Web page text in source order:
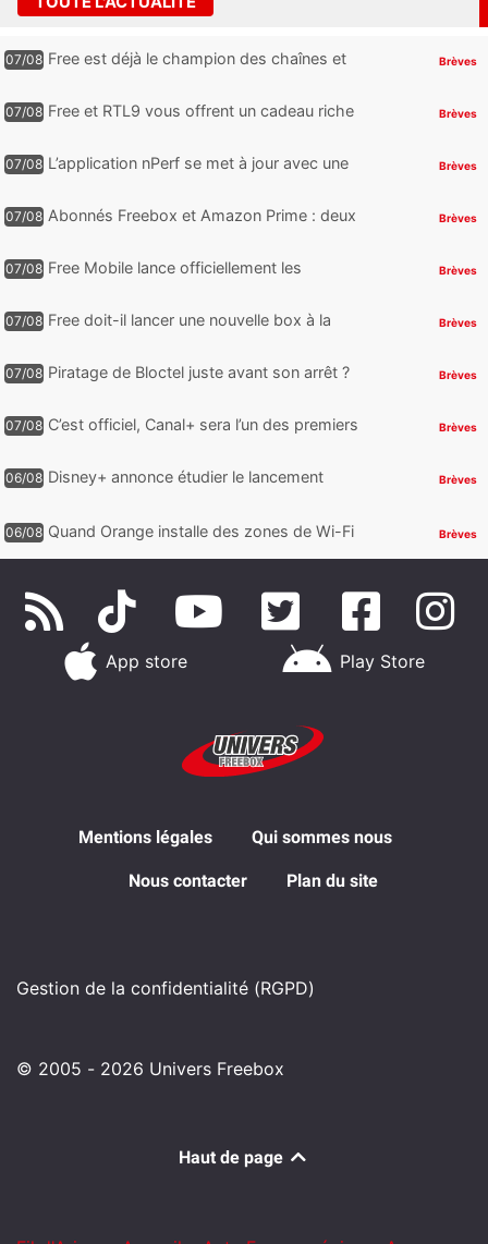
07/08 Free est déjà le champion des chaînes et
Brèves
07/08 Free et RTL9 vous offrent un cadeau riche
Brèves
07/08 L’application nPerf se met à jour avec une
Brèves
07/08 Abonnés Freebox et Amazon Prime : deux
Brèves
07/08 Free Mobile lance officiellement les
cadeaux
Brèves
07/08 Free doit-il lancer une nouvelle box à la
Brèves
07/08 Piratage de Bloctel juste avant son arrêt ?
Brèves
07/08 C’est officiel, Canal+ sera l’un des premiers
Brèves
06/08 Disney+ annonce étudier le lancement
Brèves
06/08 Quand Orange installe des zones de Wi-Fi
Brèves
App store Play Store
Mentions légales Qui sommes nous
Nous contacter Plan du site
Gestion de la confidentialité (RGPD)
© 2005 - 2026 Univers Freebox
Haut de page